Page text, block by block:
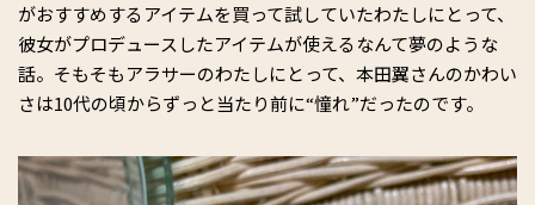
がおすすめするアイテムを買って試していたわたしにとって、
彼女がプロデュースしたアイテムが使えるなんて夢のような
話。そもそもアラサーのわたしにとって、本田翼さんのかわい
さは10代の頃からずっと当たり前に“憧れ”だったのです。